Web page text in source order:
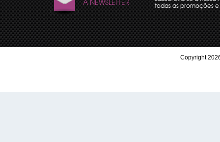
todas as promoções
Copyright